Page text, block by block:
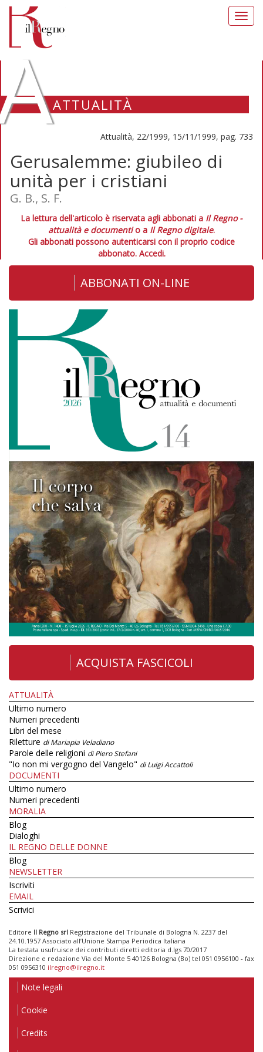
ATTUALITÀ
Attualità, 22/1999, 15/11/1999, pag. 733
Gerusalemme: giubileo di
unità per i cristiani
G. B., S. F.
La lettura dell'articolo è riservata agli abbonati a Il Regno -
attualità e documentio a Il Regno digitale.
Gli abbonati possono autenticarsi con il proprio codice
abbonato. Accedi.
ABBONATI ON-LINE
ACQUISTA FASCICOLI
ATTUALITÀ
Ultimo numero
Numeri precedenti
Libri del mese
Riletture di Mariapia Veladiano
Parole delle religioni di Piero Stefani
"Io non mi vergogno del Vangelo" di Luigi Accattoli
DOCUMENTI
Ultimo numero
Numeri precedenti
MORALIA
Blog
Dialoghi
IL REGNO DELLE DONNE
Blog
NEWSLETTER
Iscriviti
EMAIL
Scrivici
Editore Il Regno srl Registrazione del Tribunale di Bologna N. 2237 del
24.10.1957 Associato all’Unione Stampa Periodica Italiana
La testata usufruisce dei contributi diretti editoria d.lgs 70/2017
Direzione e redazione Via del Monte 5 40126 Bologna (Bo) tel 051 0956100 - fax
051 0956310 ilregno@ilregno.it
Note legali
Cookie
Credits